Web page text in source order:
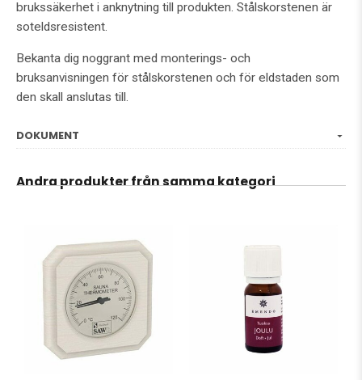
brukssäkerhet i anknytning till produkten. Stålskorstenen är
soteldsresistent.
Bekanta dig noggrant med monterings- och
bruksanvisningen för stålskorstenen och för eldstaden som
den skall anslutas till.
DOKUMENT
Andra produkter från samma kategori